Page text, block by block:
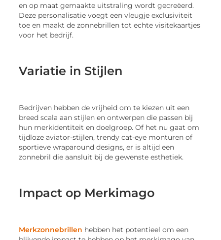
en op maat gemaakte uitstraling wordt gecreëerd.
Deze personalisatie voegt een vleugje exclusiviteit
toe en maakt de zonnebrillen tot echte visitekaartjes
voor het bedrijf.
Variatie in Stijlen
Bedrijven hebben de vrijheid om te kiezen uit een
breed scala aan stijlen en ontwerpen die passen bij
hun merkidentiteit en doelgroep. Of het nu gaat om
tijdloze aviator-stijlen, trendy cat-eye monturen of
sportieve wraparound designs, er is altijd een
zonnebril die aansluit bij de gewenste esthetiek.
Impact op Merkimago
Merkzonnebrillen hebben het potentieel om een